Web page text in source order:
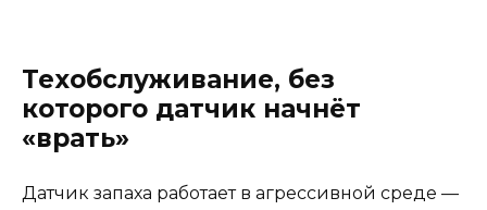
Техобслуживание, без
которого датчик начнёт
«врать»
Датчик запаха работает в агрессивной среде —